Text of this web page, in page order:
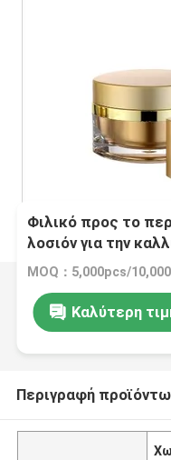
Φιλικό προς το
λοσιόν για την
μπουκαλιών
δέρματος Packi
Καλύτερη
Περιγραφή